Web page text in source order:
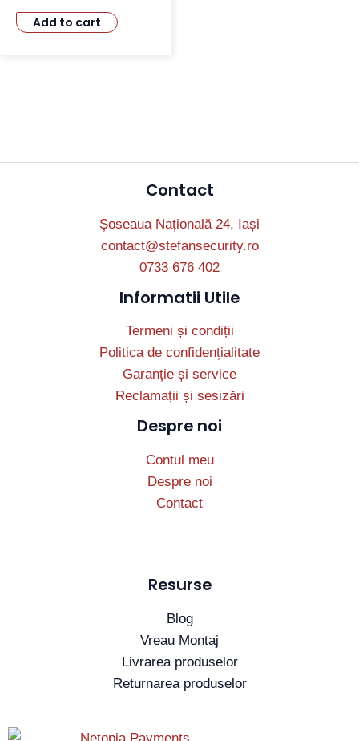
Add to cart
Contact
Șoseaua Națională 24, Iași
contact@stefansecurity.ro
0733 676 402
Informatii Utile
Termeni și condiții
Politica de confidențialitate
Garanție și service
Reclamații și sesizări
Despre noi
Contul meu
Despre noi
Contact
Resurse
Blog
Vreau Montaj
Livrarea produselor
Returnarea produselor